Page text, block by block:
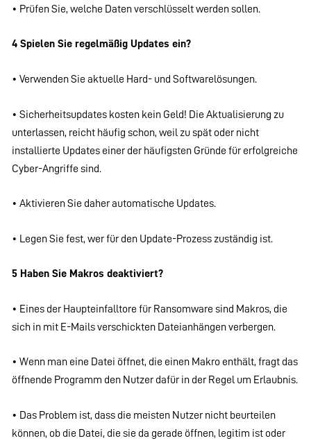
• Prüfen Sie, welche Daten verschlüsselt werden sollen.
4 Spielen Sie regelmäßig Updates ein?
• Verwenden Sie aktuelle Hard- und Softwarelösungen.
• Sicherheitsupdates kosten kein Geld! Die Aktualisierung zu
unterlassen, reicht häufig schon, weil zu spät oder nicht
installierte Updates einer der häufigsten Gründe für erfolgreiche
Cyber-Angriffe sind.
• Aktivieren Sie daher automatische Updates.
• Legen Sie fest, wer für den Update-Prozess zuständig ist.
5 Haben Sie Makros deaktiviert?
• Eines der Haupteinfalltore für Ransomware sind Makros, die
sich in mit E-Mails verschickten Dateianhängen verbergen.
• Wenn man eine Datei öffnet, die einen Makro enthält, fragt das
öffnende Programm den Nutzer dafür in der Regel um Erlaubnis.
• Das Problem ist, dass die meisten Nutzer nicht beurteilen
können, ob die Datei, die sie da gerade öffnen, legitim ist oder